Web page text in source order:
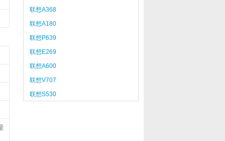
联想A368
联想A180
联想P639
联想E269
联想A600
联想V707
联想S530